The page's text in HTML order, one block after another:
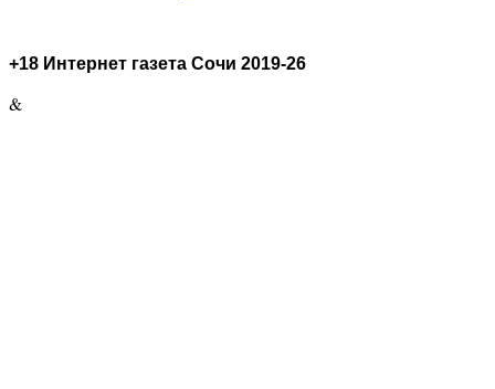
+18 Интернет газета Сочи 2019-26
&